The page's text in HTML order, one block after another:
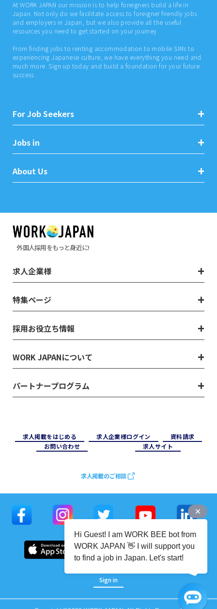
At WORK JAPAN our mission is to help foreigners build a life in
Japan. Not only do we facilitate access to foreigner friendly jobs
and employers in Japan, but we also provide all the useful
resources you need to get started on your journey.
From finding jobs to renting accommodation to mobile SIMs to
experiencing Japanese culture, we have everything you need and
much more. Sign up today and build a foundation for your future
success.
For Job Seekers
Jobs in
About Us
外国人採用をもっと身近に!
求人企業様
特集ページ
採用お役立ち情報
WORK JAPANについて
パートナープログラム
求⼈掲載をはじめる 求⼈企業様ログイン
資料請求
お問い合わせ
求⼈サイト
求人掲載のご相談
Sign in
Hi Guest! I am WORK BEE bot from
WORK JAPAN 👋 I will support you
to find a job in Japan. Let's start!